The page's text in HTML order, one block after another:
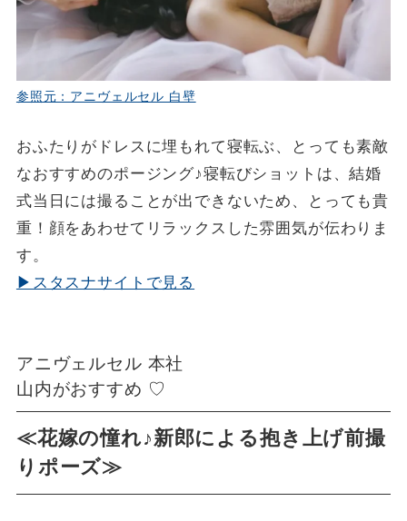
参照元：アニヴェルセル 白壁
おふたりがドレスに埋もれて寝転ぶ、とっても素敵
なおすすめのポージング♪寝転びショットは、結婚
式当日には撮ることが出できないため、とっても貴
重！顔をあわせてリラックスした雰囲気が伝わりま
す。
▶スタスナサイトで見る
アニヴェルセル 本社
山内がおすすめ ♡
≪花嫁の憧れ♪新郎による抱き上げ前撮
りポーズ≫